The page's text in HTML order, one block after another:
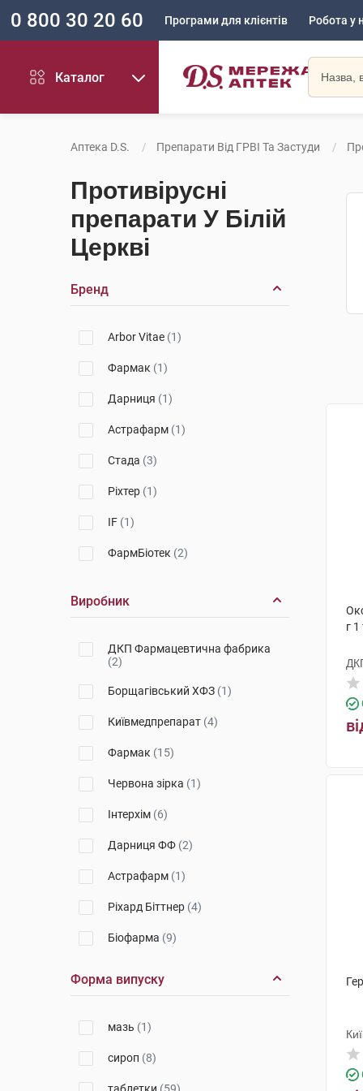
0 800 30 20 60 Програми для клієнтів Робота у
Каталог
Аптека D.S. Препарати Від ГРВІ Та Застуди
Противірусні
препарати У Білій
Церкві
Бренд
Arbor Vitae (1)
Фармак (1)
Дарниця (1)
Астрафарм (1)
Стада (3)
Ріхтер (1)
IF (1)
ФармБіотек (2)
Виробник
ДКП Фармацевтична фабрика
(2)
Борщагівський ХФЗ (1)
Київмедпрепарат (4)
Фармак (15)
Червона зірка (1)
Інтерхім (6)
Дарниця ФФ (2)
Астрафарм (1)
Ріхард Біттнер (4)
Біофарма (9)
Стада Арцнайміттель(3)
ОлайнФарм
НВК Екофарм
Форма випуску
мазь (1)
сироп (8)
г 1